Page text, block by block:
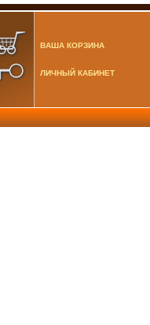
ВАША КОРЗИНА
ЛИЧНЫЙ КАБИНЕТ